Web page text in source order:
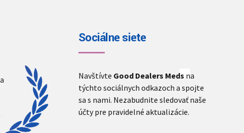
Sociálne siete
Navštívte Good Dealers Meds na
týchto sociálnych odkazoch a spojte
sa s nami. Nezabudnite sledovať naše
účty pre pravidelné aktualizácie.